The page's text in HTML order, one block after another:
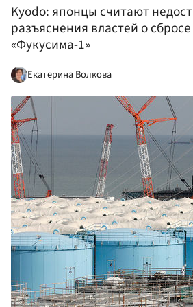
Kyodo: японцы считают
разъяснения властей о
«Фукусима-1»
Екатерина Волкова